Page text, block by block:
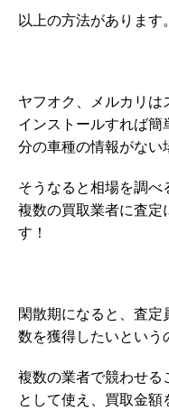
以上の方法があります。
ヤフオク、メルカリ
インストールすれば簡
分の車種の情報がない
そうなると相場を調べ
複数の買取業者に査定
す！
閑散期になると、査
数を獲得したいという
複数の業者で競わせる
として使え、買取金額